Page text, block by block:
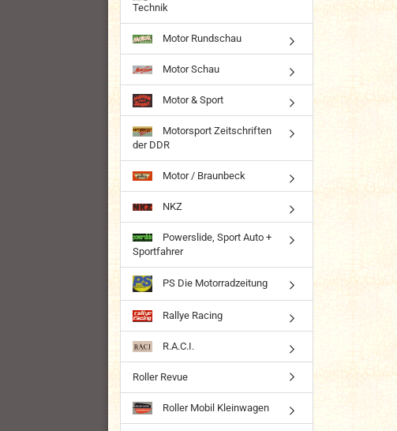
Technik
Motor Rundschau
Motor Schau
Motor & Sport
Motorsport Zeitschriften
der DDR
Motor / Braunbeck
NKZ
Powerslide, Sport Auto +
Sportfahrer
PS Die Motorradzeitung
Rallye Racing
R.A.C.I.
Roller Revue
Roller Mobil Kleinwagen